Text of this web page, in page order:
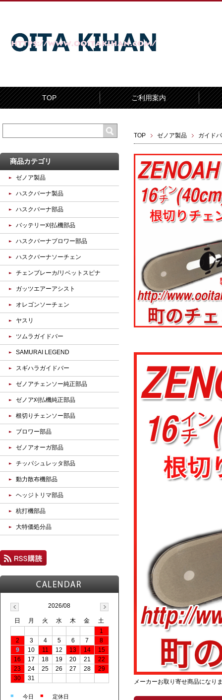
TOP ご利用案内
TOP ゼノア製品 ガイド
メーカーお取り寄せ商品になり
商品カテゴリ
ゼノア製品
ハスクバーナ製品
ハスクバーナ部品
バッテリー刈払機部品
ハスクバーナブロワー部品
ハスクバーナソーチェン
チェンブレーカ/リベットスピナ
ガッツエアーアシスト
オレゴンソーチェン
ヤスリ
ツムラガイドバー
SAMURAI LEGEND
スギハラガイドバー
ゼノアチェンソー純正部品
ゼノア刈払機純正部品
根切りチェンソー部品
ブロワー部品
ゼノアオーガ部品
チッパシュレッタ部品
動力散布機部品
ヘッジトリマ部品
杭打機部品
大特価処分品
2026/08
日 月 火 水 木 金
土
1
2
3 4 5 6 7
8
9
10 11 12 13 14
15
16
17 18 19 20 21
22
23
24 25 26 27 28
29
30
31
■ 今日 ■ 定休日